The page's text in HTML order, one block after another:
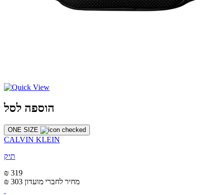
הוספה לסל
ONE SIZE
CALVIN KLEIN
תיק
₪ 319
₪ 303 מחיר לחברי מועדון